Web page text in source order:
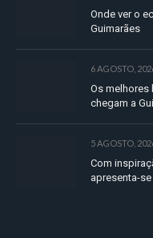
Onde ver o
Guimarães
6 AGOSTO,
Os melhores
chegam a
5 AGOSTO,
Com
apresenta-